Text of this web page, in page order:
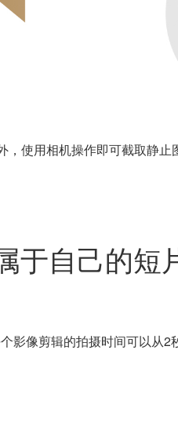
使用相机操作即可截取静
于自己的短
影像剪辑的拍摄时间可以从